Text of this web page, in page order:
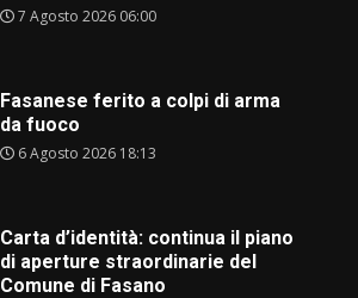
7 Agosto 2026 06:00
Fasanese ferito a colpi di arma
da fuoco
6 Agosto 2026 18:13
Carta d’identità: continua il piano
di aperture straordinarie del
Comune di Fasano